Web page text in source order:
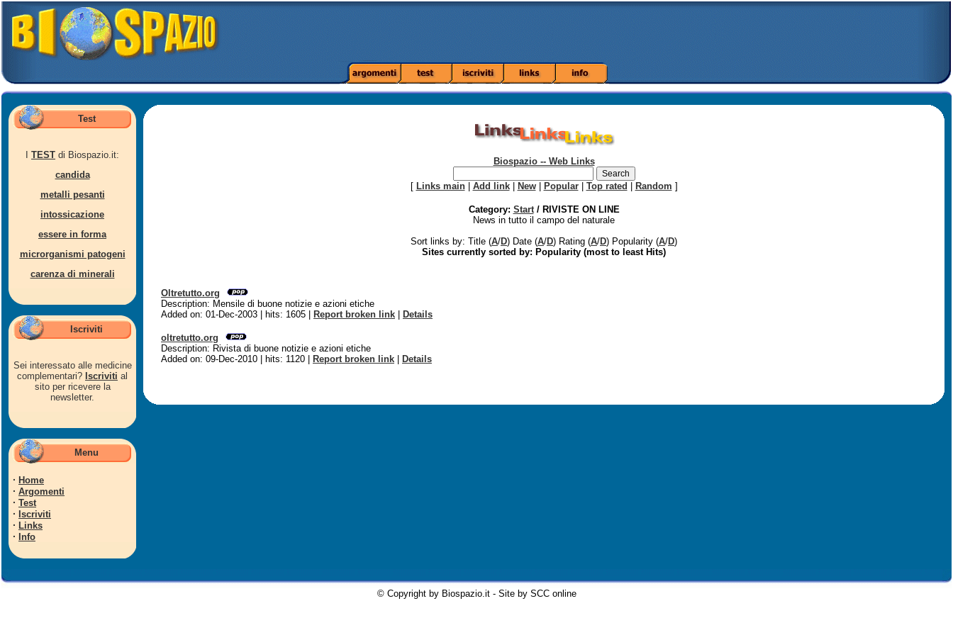
Test
TEST di Biospazio.it:
candida
metalli pesanti
intossicazione
essere in forma
microrganismi patogeni
carenza di minerali
Iscriviti
Sei interessato alle medicine
complementari? Iscriviti al
sito per ricevere la
newsletter.
Menu
· Home
· Argomenti
· Test
· Iscriviti
· Links
· Info
Biospazio -- Web Links
[ Links main| Add link| New| Popular| Top rated Random ]
Category: Start/ RIVISTE ON LINE
News in tutto il campo del naturale
Sort links by: Title (A/D) Date (A/D) Rating (A/D) Popularity (A/D)
Sites currently sorted by: Popularity (most to least Hits)
Oltretutto.org
Description: Mensile di buone notizie e azioni etiche
Added on: 01-Dec-2003 | hits: 1605 |
Report broken link Details
oltretutto.org
Description: Rivista di buone notizie e azioni etiche
Added on: 09-Dec-2010 | hits: 1120 |
Report broken link Details
© Copyright by Biospazio.it - Site by SCC online